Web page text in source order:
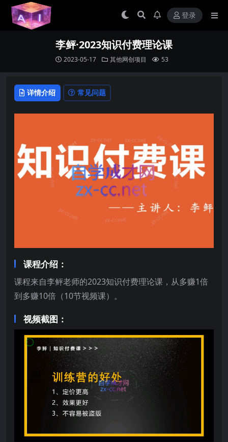
登录
李鲆·2023知识付费理论课
2023-05-17 其他网创项目 53
详情介绍 常见问题
课程介绍：
课程来自李鲆老师的2023知识付费理论课，从多赚1倍
到多赚10倍（10节视频课）。
视频截图：